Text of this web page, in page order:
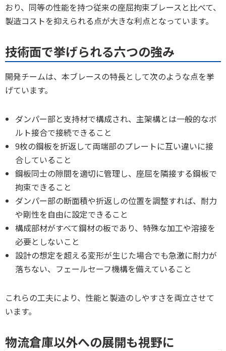
おり、同等の性能を持つ従来の座屈拘束ブレースと比べて、
製造コストを抑えられる点が大きな利点となっています。
技術面で挙げられる六つの強み
開発チームは、本ブレースの特長として次のような点を挙
げています。
ダンパー部と支持材で構成され、主架構とは一般的なボ
ルト接合で接続できること
9枚の鋼板を折返して両端部のプレートに互い違いに接
合していること
鋼板同士の隙間を適切に管理し、座屈を隣接する鋼板で
拘束できること
ダンパー部の断面積や折返しの位置を調整すれば、耐力
や剛性を自由に設定できること
構成部材がすべて鋼材の板であり、特殊な加工や溶接を
必要としないこと
設計の想定を超える変形が生じた場合でも急激に耐力が
落ちない、フェールセーフ機構を備えていること
これらの工夫により、性能と製造のしやすさを両立させて
います。
物流倉庫以外への展開も視野に